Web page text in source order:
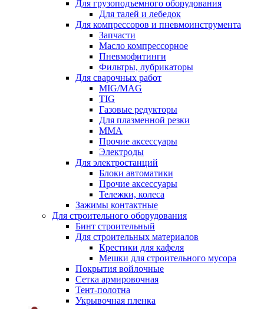
Для грузоподъемного оборудования
Для талей и лебедок
Для компрессоров и пневмоинструмента
Запчасти
Масло компрессорное
Пневмофитинги
Фильтры, лубрикаторы
Для сварочных работ
MIG/MAG
TIG
Газовые редукторы
Для плазменной резки
ММА
Прочие аксессуары
Электроды
Для электростанций
Блоки автоматики
Прочие аксессуары
Тележки, колеса
Зажимы контактные
Для строительного оборудования
Бинт строительный
Для строительных материалов
Крестики для кафеля
Мешки для строительного мусора
Покрытия войлочные
Сетка армировочная
Тент-полотна
Укрывочная пленка